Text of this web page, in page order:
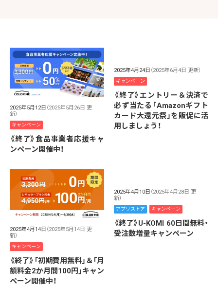
2025年5月12日 （2025年5月26日 更
新）
キャンペーン
《終了》食品事業者応援キャ
ンペーン開催中！
2025年4月24日 （2025年6月4日 更新）
キャンペーン
《終了》エントリー＆決済で
必ず当たる「Amazonギフト
カード大還元祭」を販促に活
用しましょう！
2025年4月14日 （2025年5月14日 更
新）
キャンペーン
《終了》「初期費用無料」＆「月
額料金2か月間100円」キャン
ペーン開催中！
2025年4月10日 （2025年4月28日 更
新）
アプリストア キャンペーン
《終了》U-KOMI 60日間無料・
受注数増量キャンペーン